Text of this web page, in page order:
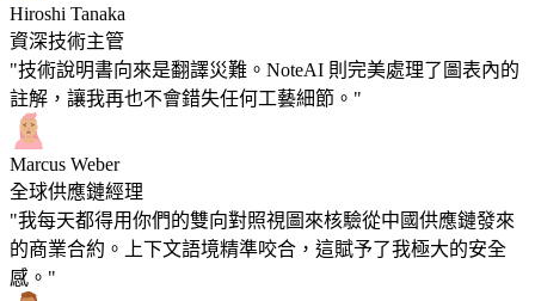
Hiroshi Tanaka
資深技術主管
"技術說明書向來是翻譯災難。NoteAI 則完美處理了圖表內的
註解，讓我再也不會錯失任何工藝細節。"
Marcus Weber
全球供應鏈經理
"我每天都得用你們的雙向對照視圖來核驗從中國供應鏈發來
的商業合約。上下文語境精準咬合，這賦予了我極大的安全
感。"